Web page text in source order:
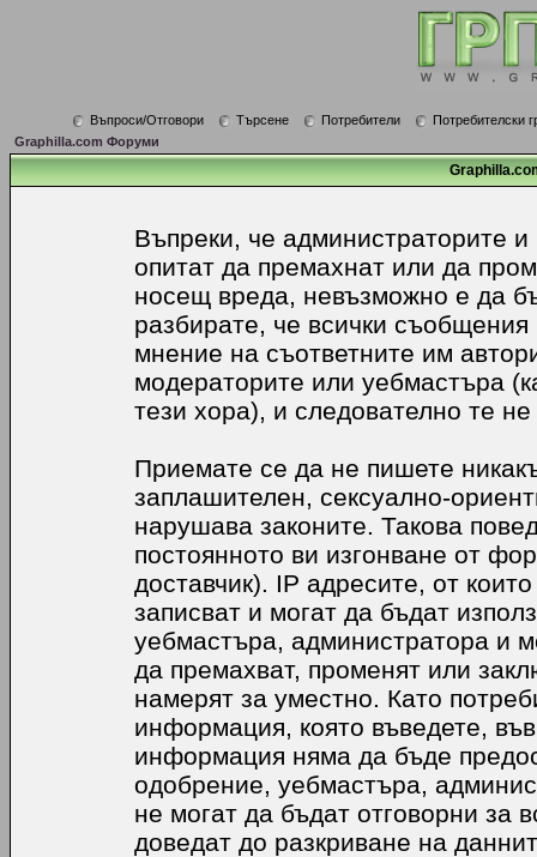
Въпроси/Отговори Търсене Потребители
Потребителски
Graphilla.com Форуми
Въпреки, че администраторите
опитат да премахнат или да
носещ вреда, невъзможно е да
разбирате, че всички
мнение на съответните им
модераторите или уебмастъра
тези хора), и следователно те не
Приемате се да не пишете
заплашителен, сексуално-
нарушава законите. Такова
постоянното ви изгонване от
доставчик). IP адресите, от
записват и могат да бъдат
уебмастъра, администратора и
да премахват, променят или
намерят за уместно. Като
информация, която въведете,
информация няма да бъде
одобрение, уебмастъра,
не могат да бъдат отговорни за
доведат до разкриване на